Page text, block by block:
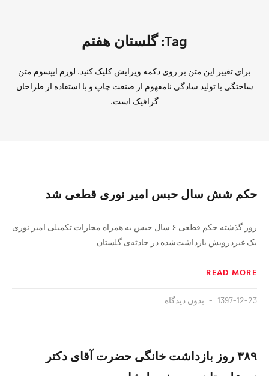
Tag: گلستان هفتم
برای تغییر این متن بر روی دکمه ویرایش کلیک کنید. لورم ایپسوم متن
ساختگی با تولید سادگی نامفهوم از صنعت چاپ و با استفاده از طراحان
گرافیک است.
حکم شش سال حبس امیر نوری قطعی شد
روز گذشته حکم قطعی ۶ سال حبس به همراه مجازات تکمیلی امیر نوری
یک غیردرویش بازداشت‌شده در حادثه‌ی گلستان
READ MORE
1397-12-23 بدون دیدگاه
۳۸۹ روز بازداشت خانگی حضرت آقای دکتر